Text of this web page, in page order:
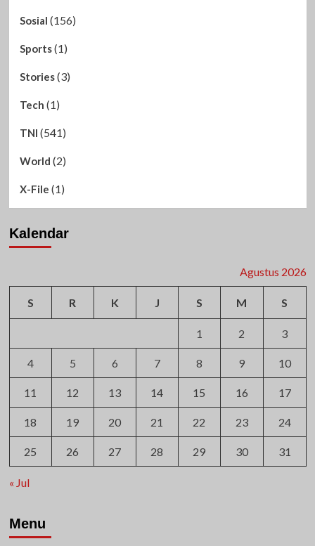
Sosial (156)
Sports(1)
Stories(3)
Tech (1)
TNI (541)
World (2)
X-File (1)
Kalendar
Agustus 2026
S R K J S M S
1 2 3
4 5 6 7 8 9 10
11 12 13 14 15 16 17
18 19 20 21 22 23 24
25 26 27 28 29 30 31
« Jul
Menu